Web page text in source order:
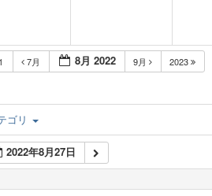
7月 8月 2022 9月 2023
ゴリ
2022年8月27日